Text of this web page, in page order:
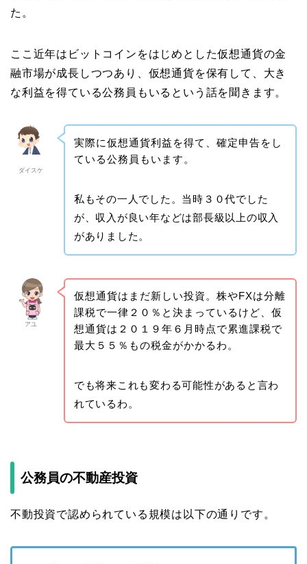
た。
ここ近年はビットコインをはじめとした仮想通貨の金
融市場が成長しつつあり、仮想通貨を保有して、大き
な利益を得ている公務員もいるという話を聞きます。
ダイスケ
実際に仮想通貨利益を得て、確定申告をし
ている公務員もいます。
私もその一人でした。当時３０代でした
が、収入が良い年などは部長級以上の収入
がありました。
アユ
仮想通貨はまだ新しい投資。株やFXは分離
課税で一律２０％と決まっているけど、仮
想通貨は２０１９年６月時点で累進課税で
最大５５％もの税金がかかるわ。
でも将来これも変わる可能性があると言わ
れているわ。
公務員の不動産投資
不動投資で認められている規模は以下の通りです。